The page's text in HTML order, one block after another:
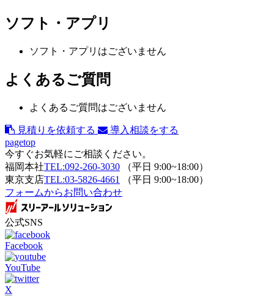
ソフト・アプリ
ソフト・アプリはございません
よくあるご質問
よくあるご質問はございません
見積りを依頼する
導入相談をする
pagetop
今すぐお気軽にご相談ください。
福岡本社TEL:092-260-3030 （平日 9:00~18:00）
東京支店TEL:03-5826-4661
（平日 9:00~18:00）
フォームからお問い合わせ
公式SNS
Facebook
YouTube
X